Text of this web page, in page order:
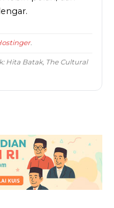
.
Hita Batak, The Cultural